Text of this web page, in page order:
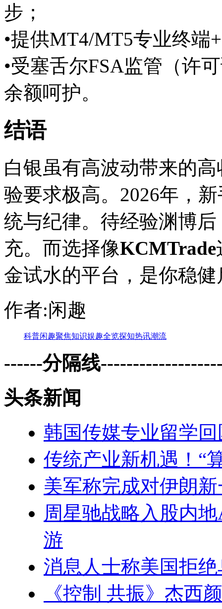
步；
•提供MT4/MT5专业终端
•受塞舌尔FSA监管（许
余额呵护。
结语
白银虽有高波动带来的
验要求极高。2026年，
统与纪律。待经验渊博
充。而选择像KCMTrade
金试水的平台，是你稳
作者:闲趣
科普闲趣聚焦知识娱趣全览探知热讯潮流
------分隔线
头条新闻
韩国传媒专业留学
传统产业新机遇！“
美军称完成对伊朗
周星驰战略入股内
游
消息人士称美国拒
《控制 共振》杰西